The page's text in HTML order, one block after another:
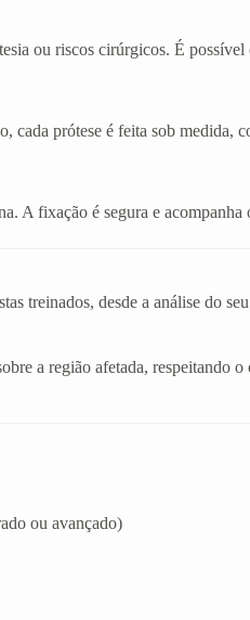
ou riscos cirúrgicos. É
prótese é feita sob medida,
A fixação é segura e acompanha
treinados, desde a análise do
a região afetada,
ou avançado)